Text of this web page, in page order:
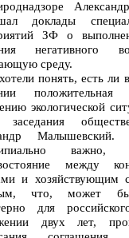
доклады
ЗФ о
негативного
среду.
понять, есть ли
экологической
заседания
между
и хозяйствующим
что, может
для
двух лет,